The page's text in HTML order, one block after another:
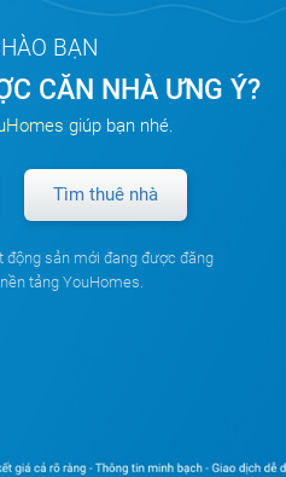
Tham khảo ý
10.000 cư dân
Có hơn
130
đang hoạt
Bảng xếp
BẠN
CĂN NHÀ ƯNG Ý?
giúp bạn nhé.
Tìm thuê nhà
động sản mới đang được đăng
tảng YouHomes.